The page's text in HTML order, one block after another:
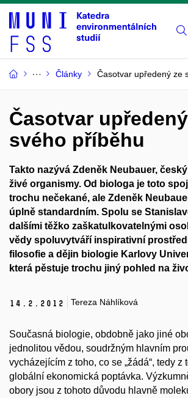
Články Časotvar upředený ze
Časotvar
svého příběhu
Takto nazývá Zdeněk Neubauer,
živé organismy. Od biologa je toto
trochu nečekané, ale Zdeněk
úplně standardním. Spolu se
dalšími těžko zaškatulkovatelnými
vědy spoluvytváří inspirativní
filosofie a dějin biologie Karlovy
která pěstuje trochu jiný pohled na
14. 2. 2012 Tereza Náhlíková
Současná biologie, obdobně jako jiné
jednolitou vědou, soudržným hlavním
vycházejícím z toho, co se „žádá“, tedy z
globální ekonomická poptávka.
obory jsou z tohoto důvodu hlavně